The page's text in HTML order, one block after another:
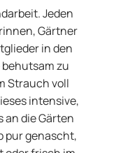
Jeden
Gärtner
in den
zu
Strauch voll
intensive,
an die Gärten
pur genascht,